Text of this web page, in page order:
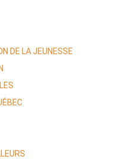
DE LA JEUNESSE